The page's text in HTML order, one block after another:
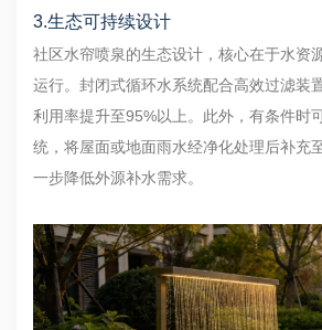
3.生态可持续设计
社区水帘喷泉的生态设计，核心在于水资
运行。封闭式循环水系统配合高效过滤装
利用率提升至95%以上。此外，有条件时
统，将屋面或地面雨水经净化处理后补充
一步降低外源补水需求。